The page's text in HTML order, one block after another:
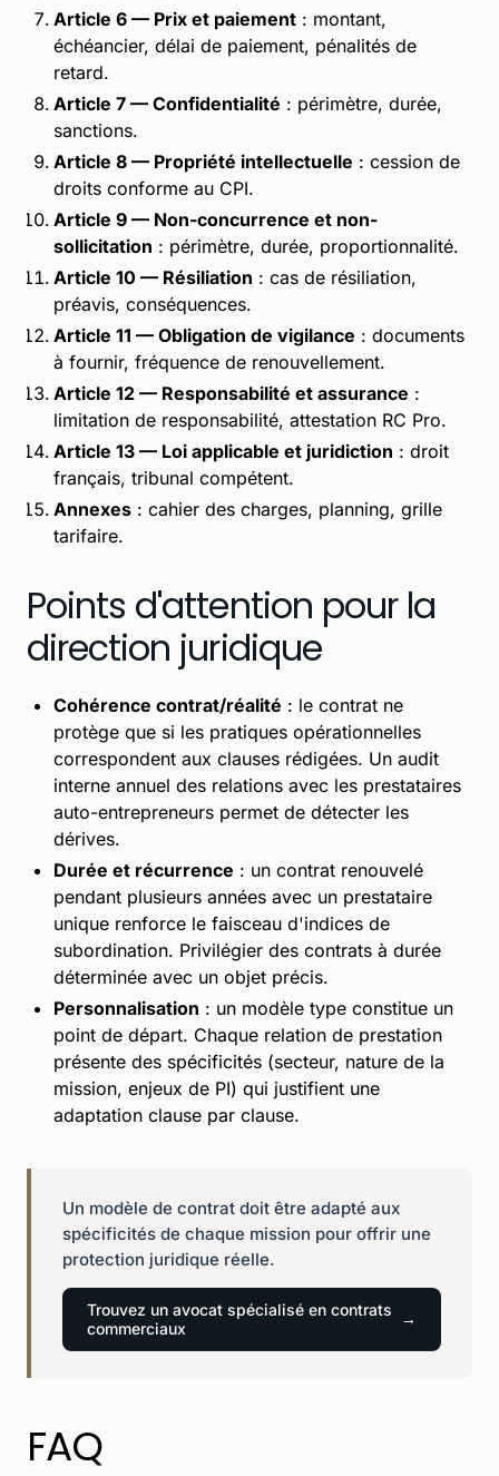
Article 6 — Prix et paiement : montant,
échéancier, délai de paiement, pénalités de
retard.
Article 7 — Confidentialité : périmètre, durée,
sanctions.
Article 8 — Propriété intellectuelle : cession de
droits conforme au CPI.
Article 9 — Non-concurrence et non-
sollicitation : périmètre, durée, proportionnalité.
Article 10 — Résiliation : cas de résiliation,
préavis, conséquences.
Article 11 — Obligation de vigilance : documents
à fournir, fréquence de renouvellement.
Article 12 — Responsabilité et assurance :
limitation de responsabilité, attestation RC Pro.
Article 13 — Loi applicable et juridiction : droit
français, tribunal compétent.
Annexes : cahier des charges, planning, grille
tarifaire.
Points d'attention pour la
direction juridique
Cohérence contrat/réalité : le contrat ne
protège que si les pratiques opérationnelles
correspondent aux clauses rédigées. Un audit
interne annuel des relations avec les prestataires
auto-entrepreneurs permet de détecter les
dérives.
Durée et récurrence : un contrat renouvelé
pendant plusieurs années avec un prestataire
unique renforce le faisceau d'indices de
subordination. Privilégier des contrats à durée
déterminée avec un objet précis.
Personnalisation : un modèle type constitue un
point de départ. Chaque relation de prestation
présente des spécificités (secteur, nature de la
mission, enjeux de PI) qui justifient une
adaptation clause par clause.
Un modèle de contrat doit être adapté aux
spécificités de chaque mission pour offrir une
protection juridique réelle.
Trouvez un avocat spécialisé en contrats
commerciaux
FAQ